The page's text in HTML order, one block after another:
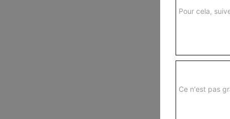
Pour cela,
Ce n'est pas